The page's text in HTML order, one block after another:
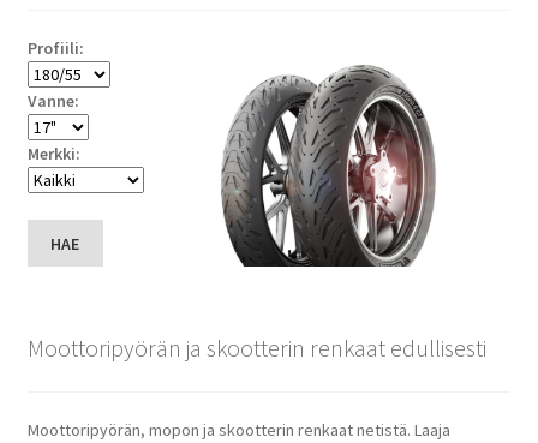
Profiili:
Vanne:
Merkki:
HAE
Moottoripyörän ja skootterin renkaat edullisesti
Moottoripyörän, mopon ja skootterin renkaat netistä. Laaja